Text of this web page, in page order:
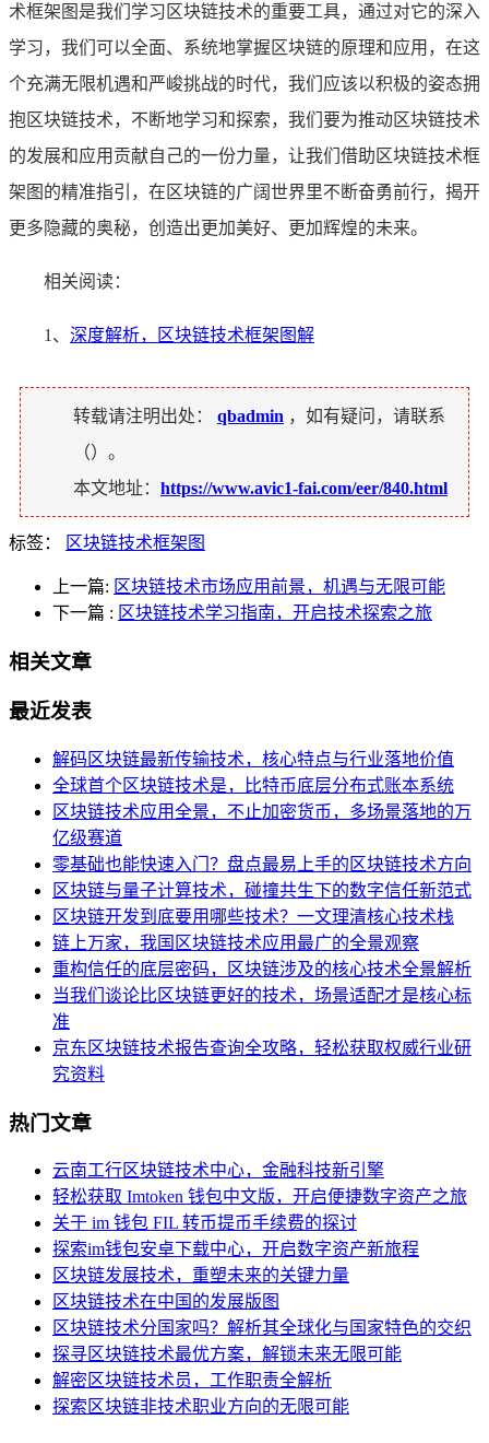
术框架图是我们学习区块链技术的重要工具，通过对它的深入
学习，我们可以全面、系统地掌握区块链的原理和应用，在这
个充满无限机遇和严峻挑战的时代，我们应该以积极的姿态拥
抱区块链技术，不断地学习和探索，我们要为推动区块链技术
的发展和应用贡献自己的一份力量，让我们借助区块链技术框
架图的精准指引，在区块链的广阔世界里不断奋勇前行，揭开
更多隐藏的奥秘，创造出更加美好、更加辉煌的未来。
相关阅读：
1、 深度解析，区块链技术框架图解
转载请注明出处： qbadmin ，如有疑问，请联系
（）。
本文地址： https://www.avic1-fai.com/eer/840.html
标签： 区块链技术框架图
上一篇: 区块链技术市场应用前景，机遇与无限可能
下一篇 : 区块链技术学习指南，开启技术探索之旅
相关文章
最近发表
解码区块链最新传输技术，核心特点与行业落地价值
全球首个区块链技术是，比特币底层分布式账本系统
区块链技术应用全景，不止加密货币，多场景落地的万
亿级赛道
零基础也能快速入门？盘点最易上手的区块链技术方向
区块链与量子计算技术，碰撞共生下的数字信任新范式
区块链开发到底要用哪些技术？一文理清核心技术栈
链上万家，我国区块链技术应用最广的全景观察
重构信任的底层密码，区块链涉及的核心技术全景解析
当我们谈论比区块链更好的技术，场景适配才是核心标
准
京东区块链技术报告查询全攻略，轻松获取权威行业研
究资料
热门文章
云南工行区块链技术中心，金融科技新引擎
轻松获取 Imtoken 钱包中文版，开启便捷数字资产之旅
关于 im 钱包 FIL 转币提币手续费的探讨
探索im钱包安卓下载中心，开启数字资产新旅程
区块链发展技术，重塑未来的关键力量
区块链技术在中国的发展版图
区块链技术分国家吗？解析其全球化与国家特色的交织
探寻区块链技术最优方案，解锁未来无限可能
解密区块链技术员，工作职责全解析
探索区块链非技术职业方向的无限可能